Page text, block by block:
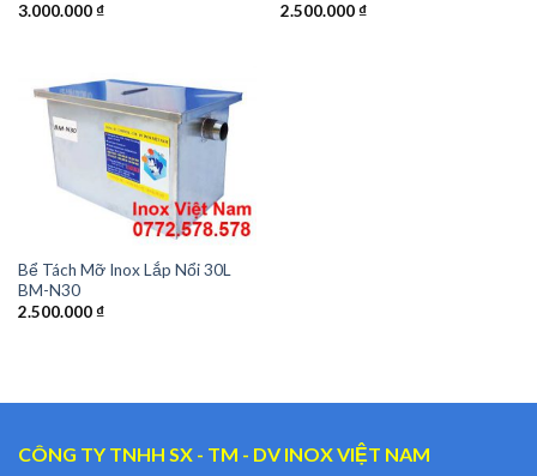
3.000.000₫
2.500.000₫
Bể Tách Mỡ Inox Lắp Nổi 30L
BM-N30
2.500.000₫
CÔNG TY TNHH SX - TM - DV INOX VIỆT NAM